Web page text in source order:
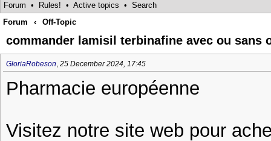
Forum • Rules! • Active topics • Search
Forum
‹ Off-Topic
commander lamisil terbinafine avec ou sans
GloriaRobeson, 25 December 2024, 17:45
Pharmacie européenne
Visitez notre site web pour